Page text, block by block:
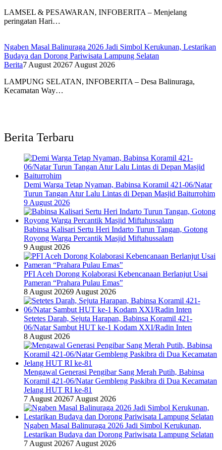
LAMSEL & PESAWARAN, INFOBERITA – Menjelang
peringatan Hari…
Ngaben Masal Balinuraga 2026 Jadi Simbol Kerukunan, Lestarikan
Budaya dan Dorong Pariwisata Lampung Selatan
Berita7 August 20267 August 2026
LAMPUNG SELATAN, INFOBERITA – Desa Balinuraga,
Kecamatan Way…
Berita Terbaru
Demi Warga Tetap Nyaman, Babinsa Koramil 421-06/Natar
Turun Tangan Atur Lalu Lintas di Depan Masjid Baiturrohim
9 August 2026
Babinsa Kalisari Sertu Heri Indarto Turun Tangan, Gotong
Royong Warga Percantik Masjid Miftahussalam
9 August 2026
PFI Aceh Dorong Kolaborasi Kebencanaan Berlanjut Usai
Pameran “Prahara Pulau Emas”
8 August 20269 August 2026
Setetes Darah, Sejuta Harapan, Babinsa Koramil 421-
06/Natar Sambut HUT ke-1 Kodam XXI/Radin Inten
8 August 2026
Mengawal Generasi Pengibar Sang Merah Putih, Babinsa
Koramil 421-06/Natar Gembleng Paskibra di Dua Kecamatan
Jelang HUT RI ke-81
7 August 20267 August 2026
Ngaben Masal Balinuraga 2026 Jadi Simbol Kerukunan,
Lestarikan Budaya dan Dorong Pariwisata Lampung Selatan
7 August 20267 August 2026